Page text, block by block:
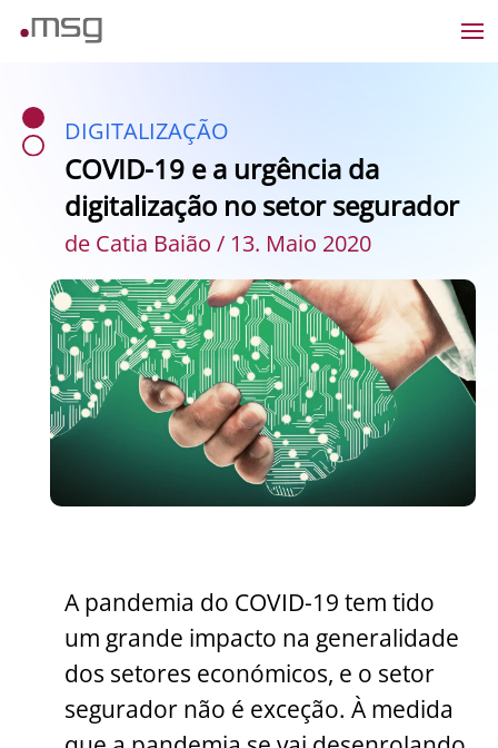
DIGITALIZAÇÃO
COVID-19 e a urgência da
digitalização no setor segurador
de Catia Baião / 13. Maio 2020
A pandemia do COVID-19 tem tido
um grande impacto na generalidade
dos setores económicos, e o setor
segurador não é exceção. À medida